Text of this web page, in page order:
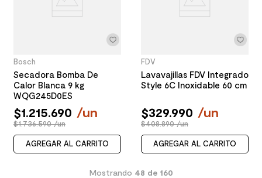
Bosch
Secadora Bomba De
Calor Blanca 9 kg
WQG245D0ES
$1.215.690 /un
$1.736.590 /un
AGREGAR AL CARRITO
FDV
Lavavajillas FDV Integrado
Style 6C Inoxidable 60 cm
$329.990 /un
$408.890 /un
AGREGAR AL CARRITO
Mostrando 48 de 160